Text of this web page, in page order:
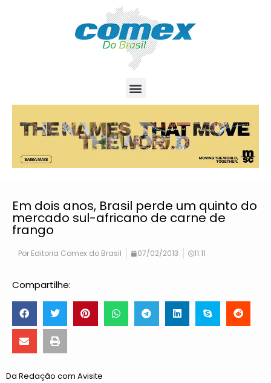
Em dois anos, Brasil perde um quinto do
mercado sul-africano de carne de
frango
Por Editoria Comex do Brasil 07/02/2013 11:11
Compartilhe:
Da Redação com Avisite